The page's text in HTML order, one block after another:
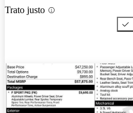
Trato justo